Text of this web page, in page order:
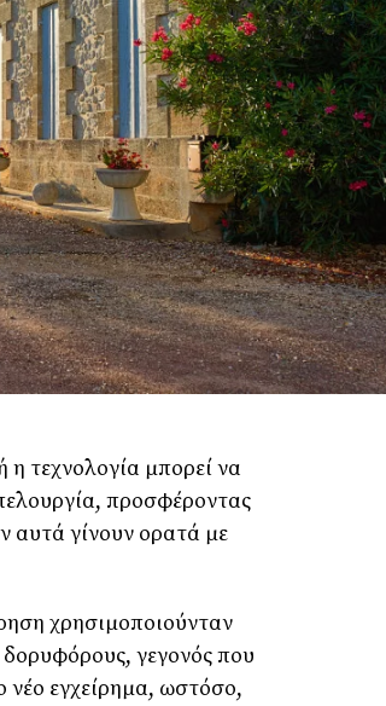
η τεχνολογία μπορεί να
προσφέροντας
αυτά γίνουν ορατά με
χρησιμοποιούνταν
γεγονός που
νέο εγχείρημα, ωστόσο,